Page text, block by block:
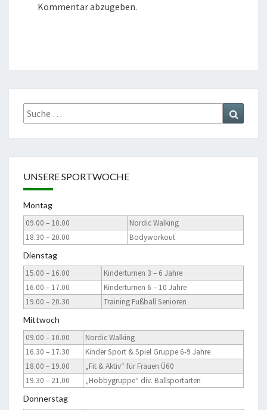
Kommentar abzugeben.
Suche
nach:
UNSERE SPORTWOCHE
Montag
09.00 – 10.00
Nordic Walking
18.30 – 20.00
Bodyworkout
Dienstag
15.00 – 16.00
Kinderturnen 3 – 6 Jahre
16.00 – 17.00
Kinderturnen 6 – 10 Jahre
19.00 – 20.30
Training Fußball Senioren
Mittwoch
09.00 – 10.00
Nordic Walking
16.30 – 17.30
Kinder Sport & Spiel Gruppe 6-9 Jahre
18.00 – 19.00
„Fit & Aktiv“ für Frauen Ü60
19.30 – 21.00
„Hobbygruppe“ div. Ballsportarten
Donnerstag